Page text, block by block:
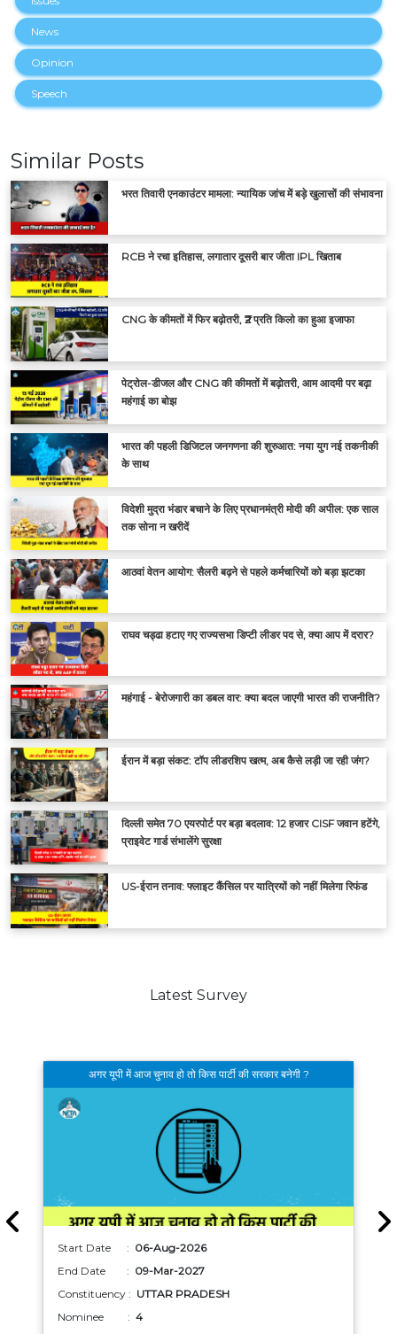
News
Opinion
Speech
Similar Posts
भरत तिवारी एनकाउंटर मामला: न्यायिक जांच में बड़े खुलासों की संभावना
RCB ने रचा इतिहास, लगातार दूसरी बार जीता IPL खिताब
CNG के कीमतों में फिर बढ़ोतरी, ₹2 प्रति किलो का हुआ इजाफा
पेट्रोल-डीजल और CNG की कीमतों में बढ़ोतरी, आम आदमी पर बढ़ा
महंगाई का बोझ
भारत की पहली डिजिटल जनगणना की शुरुआत: नया युग नई तकनीकी
के साथ
विदेशी मुद्रा भंडार बचाने के लिए प्रधानमंत्री मोदी की अपील: एक साल
तक सोना न खरीदें
आठवां वेतन आयोग: सैलरी बढ़ने से पहले कर्मचारियों को बड़ा झटका
राघव चड्ढा हटाए गए राज्यसभा डिप्टी लीडर पद से, क्या आप में दरार?
महंगाई - बेरोजगारी का डबल वार: क्या बदल जाएगी भारत की राजनीति?
ईरान में बड़ा संकट: टॉप लीडरशिप खत्म, अब कैसे लड़ी जा रही जंग?
दिल्ली समेत 70 एयरपोर्ट पर बड़ा बदलाव: 12 हजार CISF जवान हटेंगे,
प्राइवेट गार्ड संभालेंगे सुरक्षा
US-ईरान तनाव: फ्लाइट कैंसिल पर यात्रियों को नहीं मिलेगा रिफंड
Latest Survey
अगर यूपी में आज चुनाव हो तो किस पार्टी की सरकार बनेगी ?
Start Date : 06-Aug-2026
End Date : 09-Mar-2027
Constituency : UTTAR PRADESH
Nominee : 4